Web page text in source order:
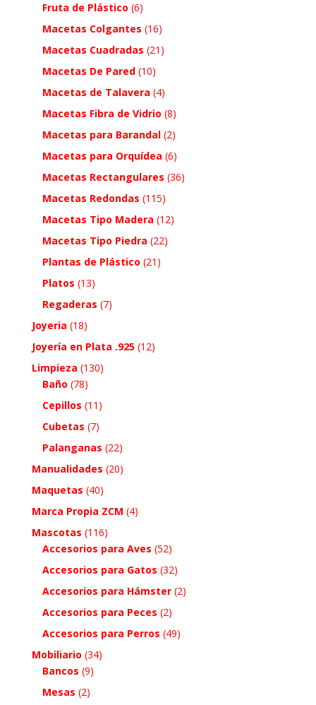
Fruta de Plástico (6)
Macetas Colgantes (16)
Macetas Cuadradas (21)
Macetas De Pared (10)
Macetas de Talavera (4)
Macetas Fibra de Vidrio (8)
Macetas para Barandal (2)
Macetas para Orquídea (6)
Macetas Rectangulares (36)
Macetas Redondas (115)
Macetas Tipo Madera (12)
Macetas Tipo Piedra (22)
Plantas de Plástico (21)
Platos (13)
Regaderas (7)
Joyeria (18)
Joyería en Plata .925 (12)
Limpieza (130)
Baño (78)
Cepillos (11)
Cubetas (7)
Palanganas (22)
Manualidades (20)
Maquetas (40)
Marca Propia ZCM (4)
Mascotas (116)
Accesorios para Aves (52)
Accesorios para Gatos (32)
Accesorios para Hámster (2)
Accesorios para Peces (2)
Accesorios para Perros (49)
Mobiliario (34)
Bancos (9)
Mesas (2)